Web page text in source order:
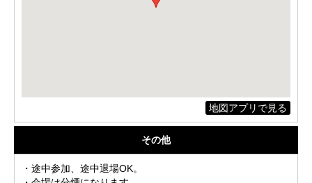
地図アプリで見る
その他
・途中参加、途中退場OK。